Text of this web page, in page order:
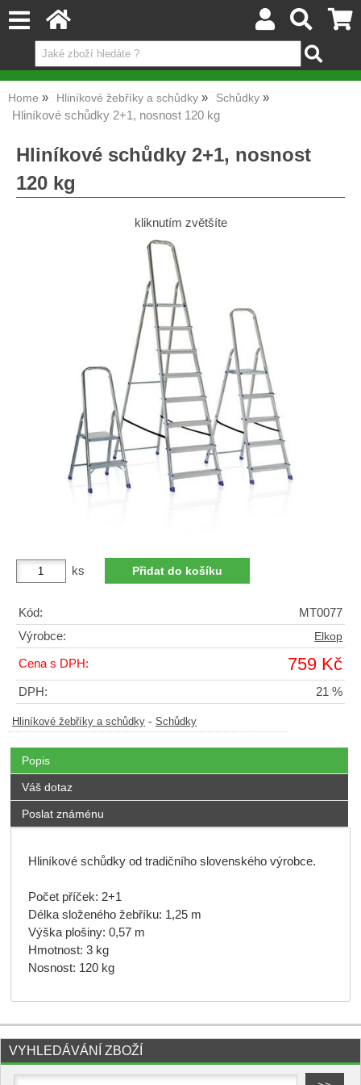
Home Hliníkové žebříky a schůdky Schůdky
Hliníkové schůdky 2+1, nosnost 120 kg
Hliníkové schůdky 2+1, nosnost
120 kg
kliknutím zvětšíte
ks
Kód:
MT0077
Výrobce:
Elkop
Cena s DPH: 759 Kč
DPH: 21 %
Hliníkové žebříky a schůdky - Schůdky
Popis
Váš dotaz
Poslat známénu
Hliníkové schůdky od tradičního slovenského výrobce.
Počet příček: 2+1
Délka složeného žebříku: 1,25 m
Výška plošiny: 0,57 m
Hmotnost: 3 kg
Nosnost: 120 kg
VYHLEDÁVÁNÍ ZBOŽÍ